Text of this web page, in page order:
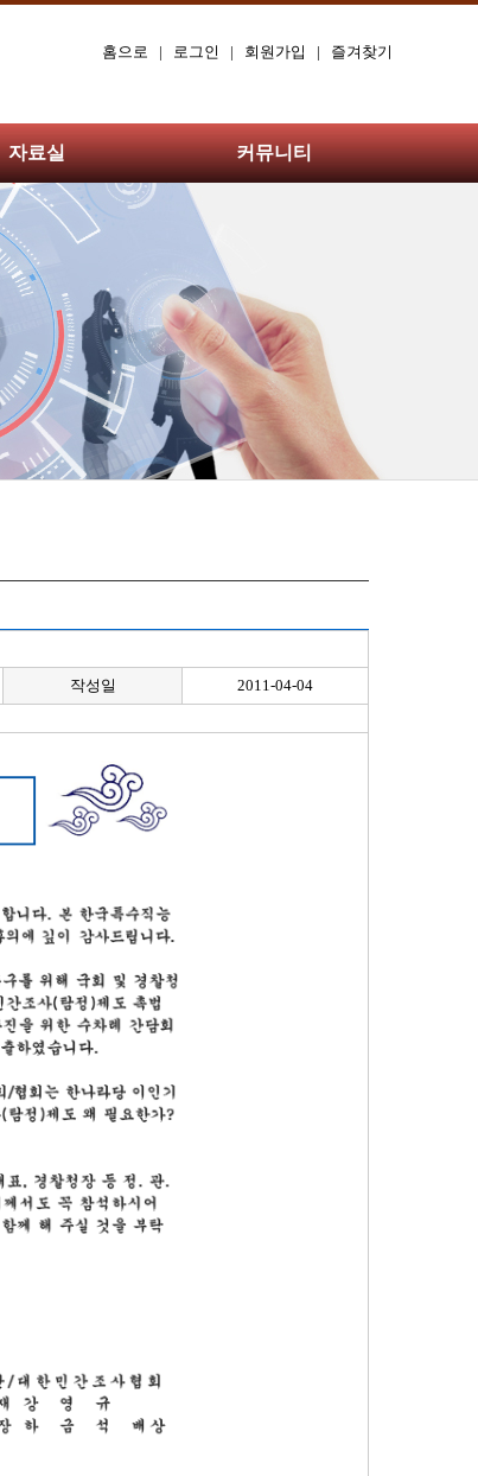
홈으로 | 로그인 | 회원가입 | 즐겨찾기
자료실 커뮤니티
작성일
2011-04-04